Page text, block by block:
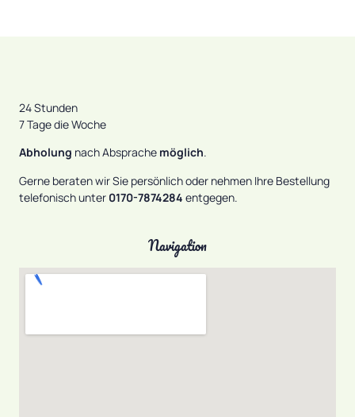
24 Stunden
7 Tage die Woche
Abholung nach Absprache möglich.
Gerne beraten wir Sie persönlich oder nehmen Ihre Bestellung
telefonisch unter 0170-7874284 entgegen.
Navigation